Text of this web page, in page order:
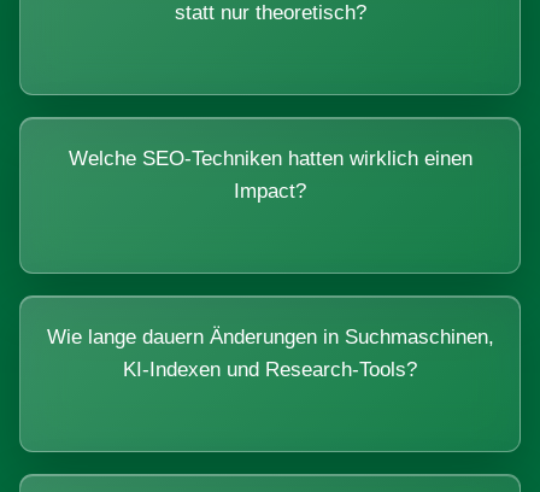
statt nur theoretisch?
Welche SEO-Techniken hatten wirklich einen
Impact?
Wie lange dauern Änderungen in Suchmaschinen,
KI-Indexen und Research-Tools?